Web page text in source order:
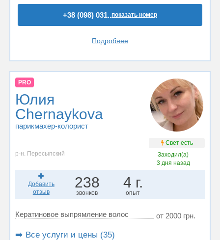
+38 (098) 031..показать номер
Подробнее
PRO
Юлия
Chernaykova
парикмахер-колорист
Свет есть
р-н. Пересыпский
Заходил(а)
3 дня назад
Добавить
отзыв
238
звонков
4 г.
опыт
Кератиновое выпрямление волос от 2000 грн.
➡️ Все услуги и цены (35)